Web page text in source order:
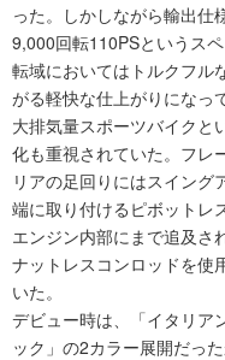
った。しかしながら輸出仕
9,000回転110PSというス
転域においてはトルクフル
がる軽快な仕上がりになっ
大排気量スポーツバイクと
化も重視されていた。フレ
リアの足回りにはスイング
端に取り付けるピボットレ
エンジン内部にまで追及さ
ナットレスコンロッドを使
いた。
デビュー時は、「イタリア
ック」の2カラー展開だっ